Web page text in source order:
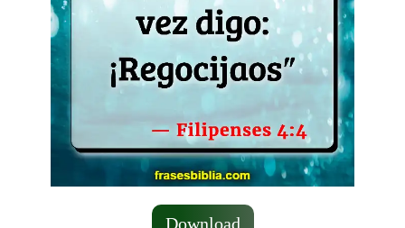
Download